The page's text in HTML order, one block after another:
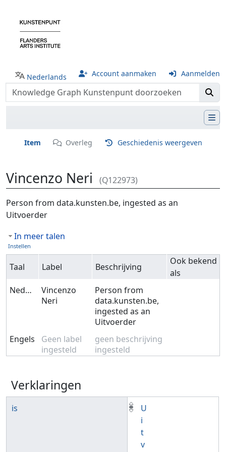
Nederlands Account aanmaken Aanmelden
Item Overleg Geschiedenis weergeven
Vincenzo Neri (Q122973)
Ga naar:navigatie,zoeken
Person from data.kunsten.be, ingested as an
Uitvoerder
In meer talen
Instellen
Taal Label Beschrijving
Ook bekend
als
Nederlands
Vincenzo
Neri
Person from
data.kunsten.be,
ingested as an
Uitvoerder
Engels
Geen label
ingesteld
geen beschrijving
ingesteld
Verklaringen
is
U
i
t
v